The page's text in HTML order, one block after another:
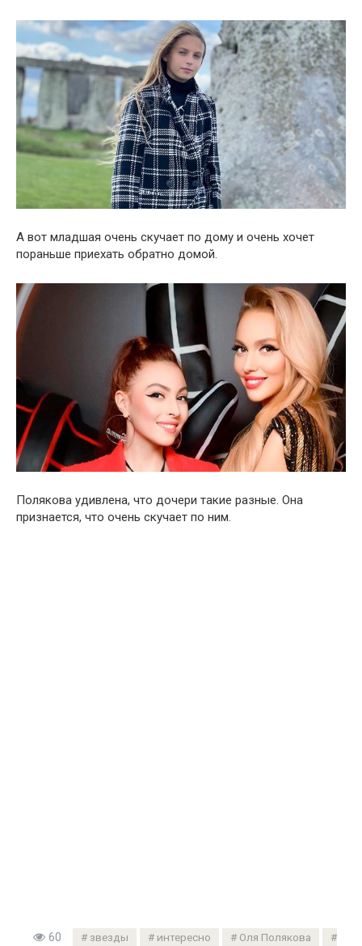
А вот младшая очень скучает по дому и очень хочет
пораньше приехать обратно домой.
Полякова удивлена, что дочери такие разные. Она
признается, что очень скучает по ним.
60 звезды интересно
Оля Полякова